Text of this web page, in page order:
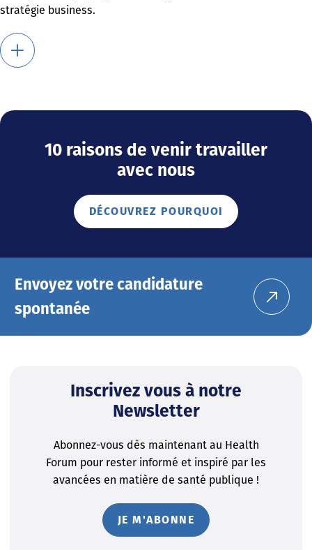
stratégie business.
10 raisons de venir travailler
avec nous
DÉCOUVREZ POURQUOI
Envoyez votre candidature
spontanée
Inscrivez vous à notre
Newsletter
Abonnez-vous dès maintenant au Health
Forum pour rester informé et inspiré par les
avancées en matière de santé publique !
JE M'ABONNE